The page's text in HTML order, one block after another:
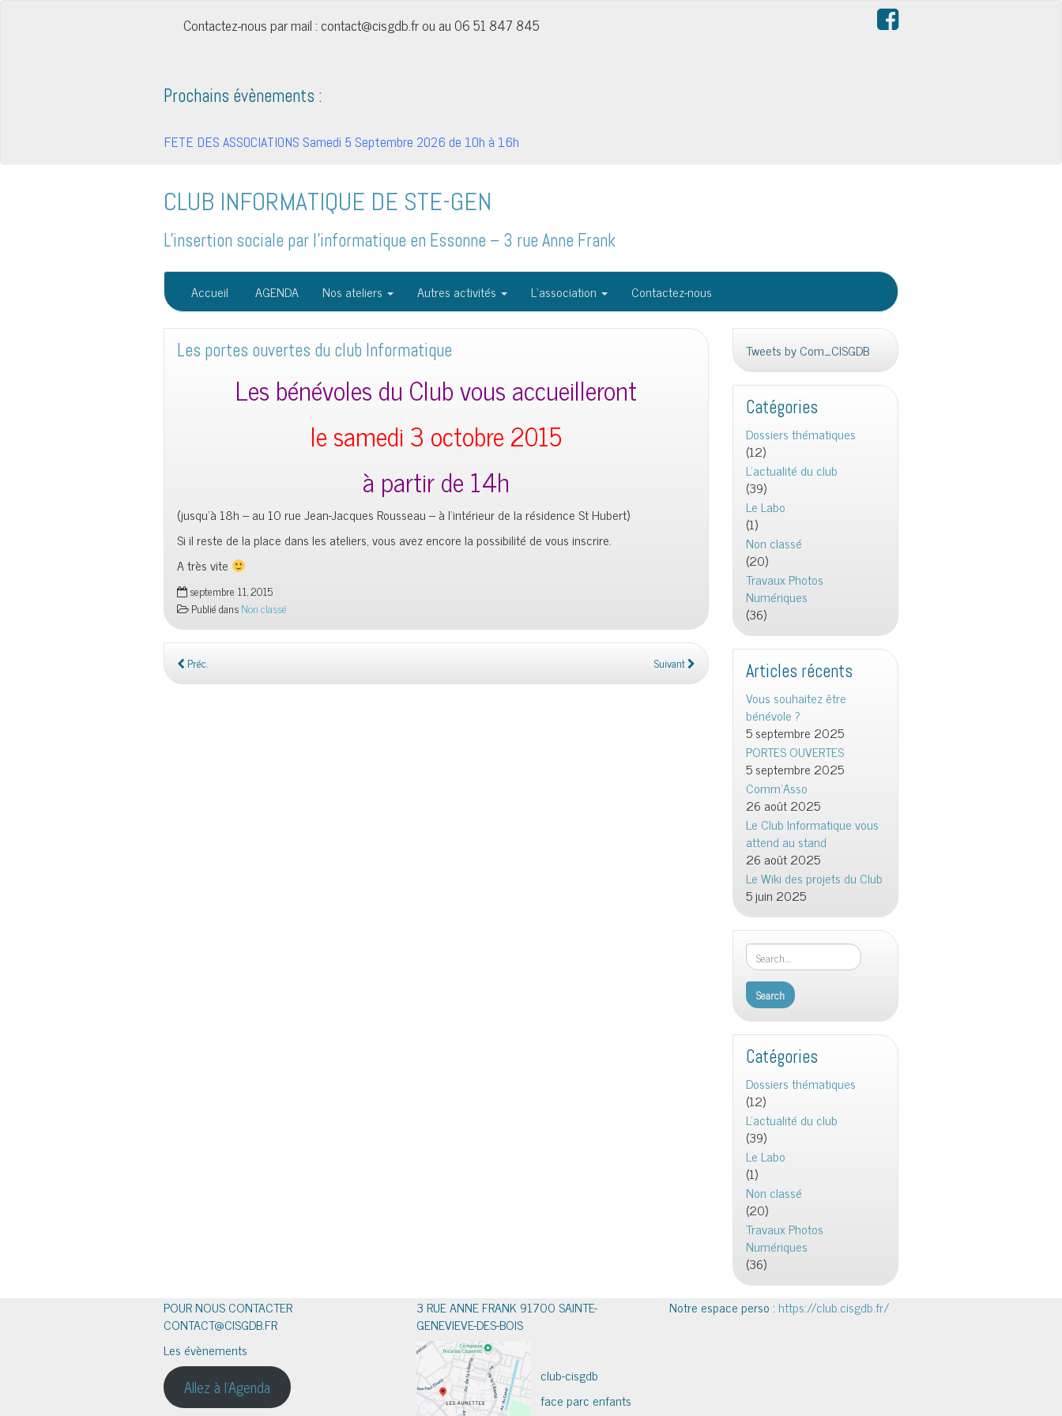
Contactez-nous par mail : contact@cisgdb.fr ou au 06 51 847 845
Prochains évènements :
FETE DES ASSOCIATIONS Samedi 5 Septembre 2026 de 10h à 16h
CLUB INFORMATIQUE DE STE-GEN
L'insertion sociale par l'informatique en Essonne – 3 rue Anne Frank
Accueil AGENDA Nos ateliers Autres activités L’association Contactez-nous
Les portes ouvertes du club Informatique
Les bénévoles du Club vous accueilleront
le samedi 3 octobre 2015
à partir de 14h
(jusqu’à 18h – au 10 rue Jean-Jacques Rousseau – à l’intérieur de la résidence St Hubert)
Si il reste de la place dans les ateliers, vous avez encore la possibilité de vous inscrire.
A très vite
septembre 11, 2015
Publié dansNon classé
Préc. Suivant
Tweets by Com_CISGDB
Catégories
Dossiers thématiques
(12)
L'actualité du club
(39)
Le Labo
(1)
Non classé
(20)
Travaux Photos
Numériques
(36)
Articles récents
Vous souhaitez être
bénévole ?
5 septembre 2025
PORTES OUVERTES
5 septembre 2025
Comm’Asso
26 août 2025
Le Club Informatique vous
attend au stand
26 août 2025
Le Wiki des projets du Club
5 juin 2025
Catégories
Dossiers thématiques
(12)
L'actualité du club
(39)
Le Labo
(1)
Non classé
(20)
Travaux Photos
Numériques
(36)
POUR NOUS CONTACTER
CONTACT@CISGDB.FR
Les évènements
Allez à l'Agenda
3 RUE ANNE FRANK 91700 SAINTE-
GENEVIEVE-DES-BOIS
club-cisgdb
face parc enfants
Notre espace perso : https://club.cisgdb.fr/